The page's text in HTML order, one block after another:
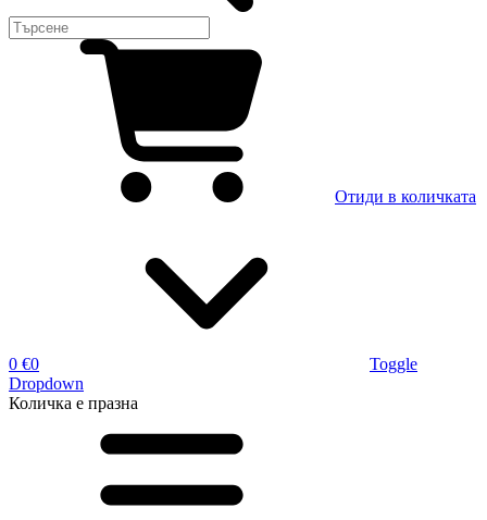
Отиди в количката
0 €0
Toggle
Dropdown
Количка е празна